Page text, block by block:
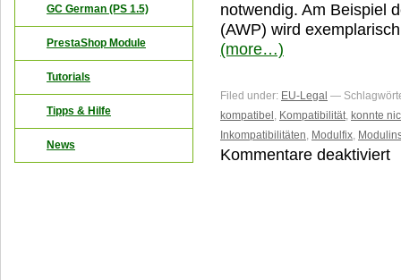
notwendig. Am Beispiel
(AWP) wird
(more…)
Filed under: EU-Legal —
kompatibel , Kompatibilität, konnte
Inkompatibilitäten, Modulfix,
Kommentare deaktiviert
GC German (PS 1.5)
PrestaShop Module
Tutorials
Tipps & Hilfe
News